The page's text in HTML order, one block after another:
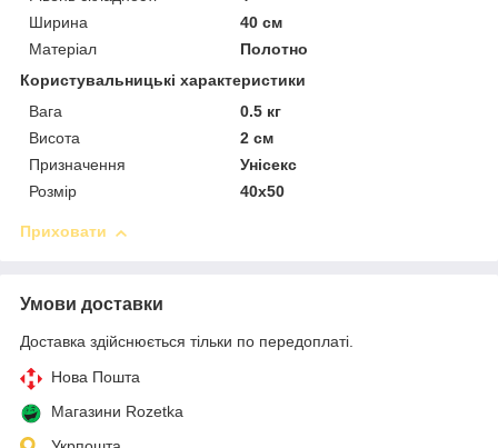
Ширина
40 см
Матеріал
Полотно
Користувальницькі характеристики
Вага
0.5 кг
Висота
2 см
Призначення
Унісекс
Розмір
40х50
Приховати
Умови доставки
Доставка здійснюється тільки по передоплаті.
Нова Пошта
Магазини Rozetka